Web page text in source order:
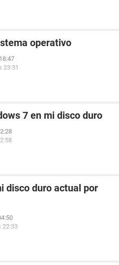
operativo
23:31
7 en mi disco duro
disco duro actual por
22:33